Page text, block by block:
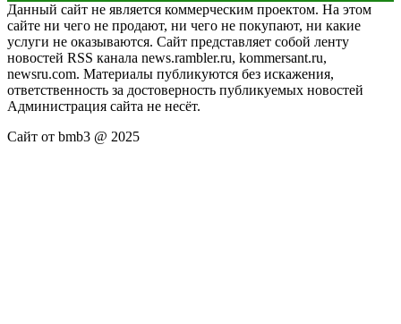
Данный сайт не является коммерческим проектом. На этом
сайте ни чего не продают, ни чего не покупают, ни какие
услуги не оказываются. Сайт представляет собой ленту
новостей RSS канала news.rambler.ru, kommersant.ru,
newsru.com. Материалы публикуются без искажения,
ответственность за достоверность публикуемых новостей
Администрация сайта не несёт.
Сайт от bmb3 @ 2025